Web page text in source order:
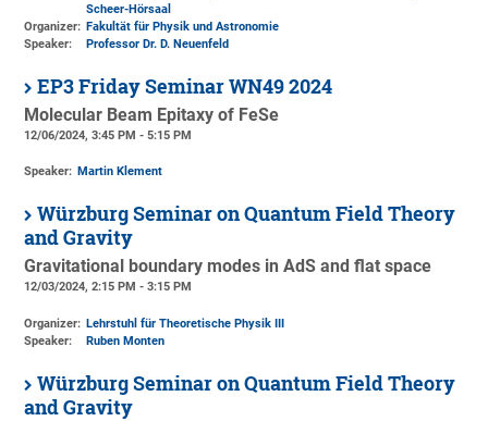
Scheer-Hörsaal
Organizer: Fakultät für Physik und Astronomie
Speaker:
Professor Dr. D. Neuenfeld
EP3 Friday Seminar WN49 2024
Molecular Beam Epitaxy of FeSe
12/06/2024, 3:45 PM - 5:15 PM
Speaker: Martin Klement
Würzburg Seminar on Quantum Field Theory
and Gravity
Gravitational boundary modes in AdS and flat space
12/03/2024, 2:15 PM - 3:15 PM
Organizer: Lehrstuhl für Theoretische Physik III
Speaker:
Ruben Monten
Würzburg Seminar on Quantum Field Theory
and Gravity